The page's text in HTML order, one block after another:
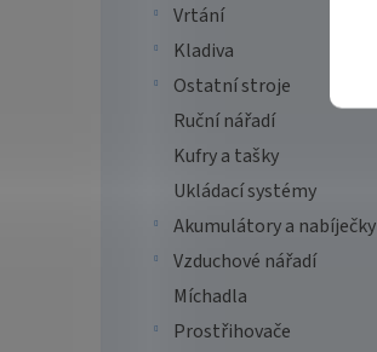
Vrtání
Kladiva
Ostatní stroje
Ruční nářadí
Kufry a tašky
Ukládací systémy
Akumulátory a nabíječky
Vzduchové nářadí
Míchadla
Prostřihovače